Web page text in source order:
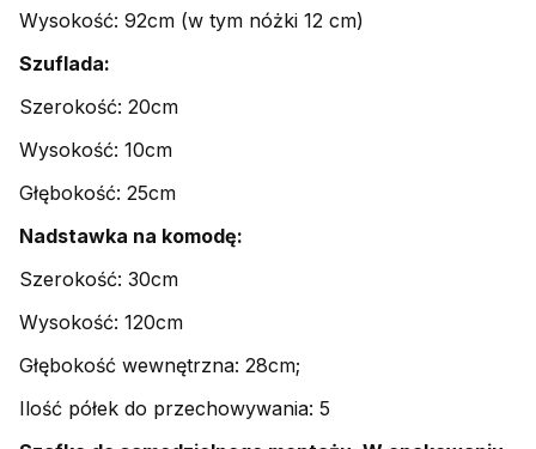
Wysokość: 92cm (w tym nóżki 12 cm)
Szuflada:
Szerokość: 20cm
Wysokość: 10cm
Głębokość: 25cm
Nadstawka na komodę:
Szerokość: 30cm
Wysokość: 120cm
Głębokość wewnętrzna: 28cm;
Ilość półek do przechowywania: 5